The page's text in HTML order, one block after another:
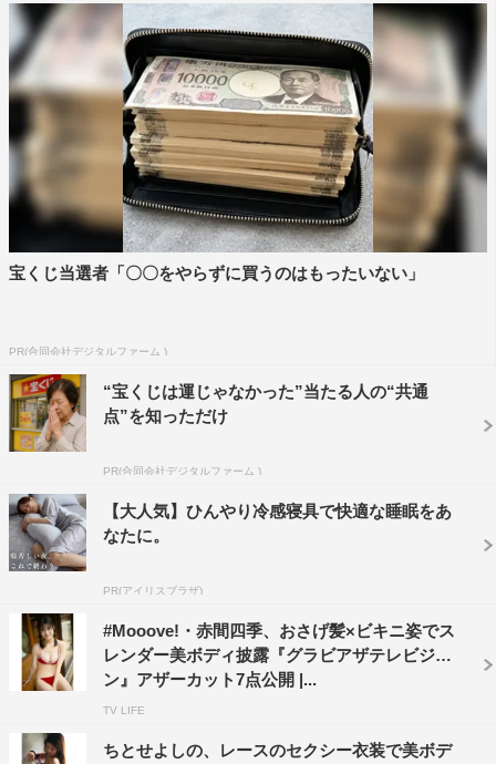
宝くじ当選者「〇〇をやらずに買うのはもったいない」
PR(合同会社デジタルファーム )
“宝くじは運じゃなかった”当たる人の“共通
点”を知っただけ
PR(合同会社デジタルファーム )
【大人気】ひんやり冷感寝具で快適な睡眠をあ
なたに。
PR(アイリスプラザ)
#Mooove!・赤間四季、おさげ髪×ビキニ姿でス
レンダー美ボディ披露『グラビアザテレビジョ
ン』アザーカット7点公開 |...
TV LIFE
ちとせよしの、レースのセクシー衣装で美ボデ